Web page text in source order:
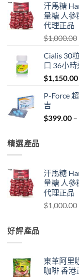
汗馬糖
量糖 人參
代理正品
$1,000.00
Cialis 30
口 36小
$1,150.00
P-Force
吉
$399.00 –
精選產品
汗馬糖
量糖 人參
代理正品
$1,000.00
好評產品
東革阿里
咖啡 香港